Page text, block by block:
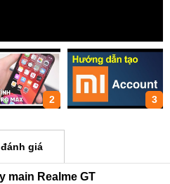
2 3
giá
main Realme GT